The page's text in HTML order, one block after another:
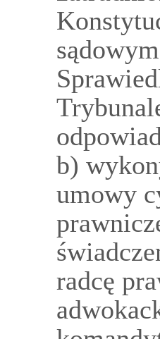
b)
umowy
radcę